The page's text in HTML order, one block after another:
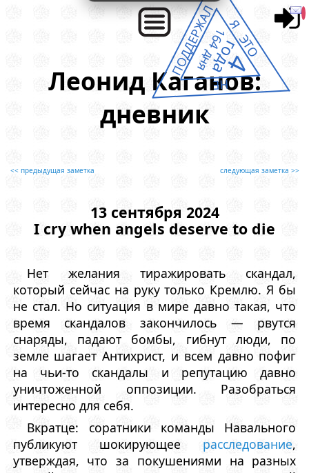
Леонид Каганов:
дневник
<< предыдущая заметка следующая заметка >>
13 сентября 2024
I cry when angels deserve to die
Нет желания тиражировать скандал,
который сейчас на руку только Кремлю. Я бы
не стал. Но ситуация в мире давно такая, что
время скандалов закончилось — рвутся
снаряды, падают бомбы, гибнут люди, по
земле шагает Антихрист, и всем давно пофиг
на чьи-то скандалы и репутацию давно
уничтоженной оппозиции. Разобраться
интересно для себя.
Вкратце: соратники команды Навального
публикуют шокирующее расследование,
утверждая, что за покушениями на разных
Я ЭТО
НЕ
ПОДДЕРЖАЛ4
года
164 дня